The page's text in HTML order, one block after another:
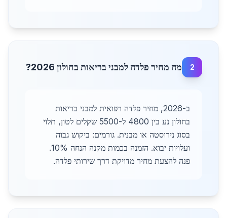
2 מה מחיר פלדה למבני בריאות בחולון 2026?
ב-2026, מחיר פלדה רפואית למבני בריאות
בחולון נע בין 4800 ל-5500 שקלים לטון, תלוי
בסוג נירוסטה או מבנית. גורמים: ביקוש גבוה
ועלויות יבוא. הזמנה בכמות מקנה הנחה 10%.
פנה להצעת מחיר מדויקת דרך שירותי פלדה.